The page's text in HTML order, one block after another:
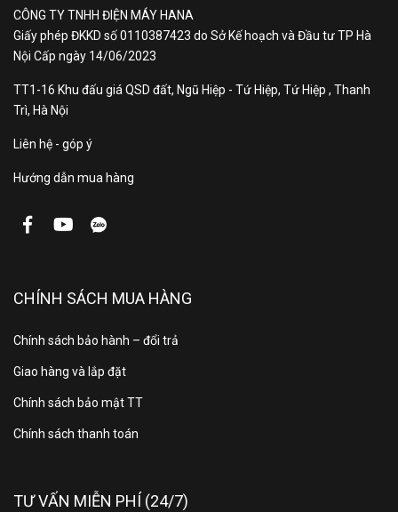
CÔNG TY TNHH ĐIỆN MÁY HANA
Giấy phép ĐKKD số 0110387423 do Sở Kế hoạch và Đầu tư TP Hà
Nội Cấp ngày 14/06/2023
TT1-16 Khu đấu giá QSD đất, Ngũ Hiệp - Tứ Hiệp, Tứ Hiệp , Thanh
Trì, Hà Nội
Liên hệ - góp ý
Hướng dẫn mua hàng
CHÍNH SÁCH MUA HÀNG
Chính sách bảo hành – đổi trả
Giao hàng và lắp đặt
Chính sách bảo mật TT
Chính sách thanh toán
TƯ VẤN MIỄN PHÍ (24/7)